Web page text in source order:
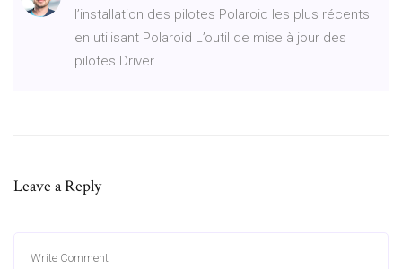
l’installation des pilotes Polaroid les plus récents
en utilisant Polaroid L’outil de mise à jour des
pilotes Driver ...
Leave a Reply